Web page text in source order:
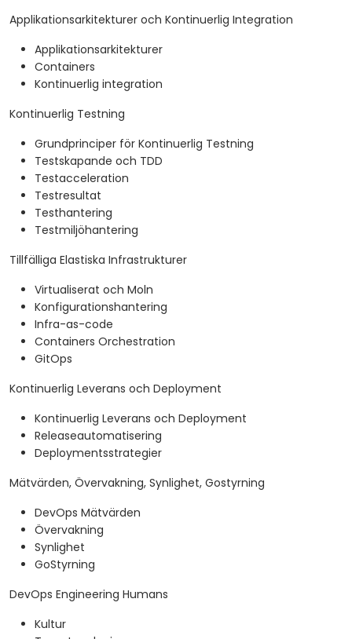
Applikationsarkitekturer och Kontinuerlig Integration
Applikationsarkitekturer
Containers
Kontinuerlig integration
Kontinuerlig Testning
Grundprinciper för Kontinuerlig Testning
Testskapande och TDD
Testacceleration
Testresultat
Testhantering
Testmiljöhantering
Tillfälliga Elastiska Infrastrukturer
Virtualiserat och Moln
Konfigurationshantering
Infra-as-code
Containers Orchestration
GitOps
Kontinuerlig Leverans och Deployment
Kontinuerlig Leverans och Deployment
Releaseautomatisering
Deploymentsstrategier
Mätvärden, Övervakning, Synlighet, Gostyrning
DevOps Mätvärden
Övervakning
Synlighet
GoStyrning
DevOps Engineering Humans
Kultur